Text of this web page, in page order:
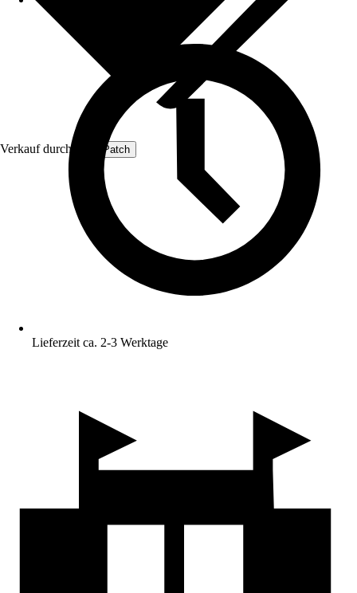
Verkauf durch: ProfiPatch
Lieferzeit ca. 2-3 Werktage